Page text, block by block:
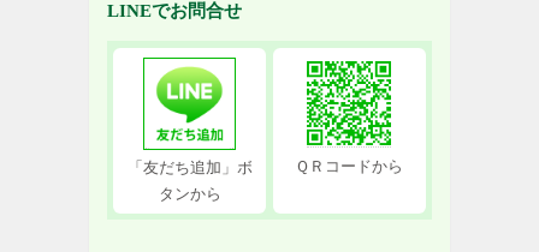
LINEでお問合せ
「友だち追加」ボ
タンから
ＱＲコードから